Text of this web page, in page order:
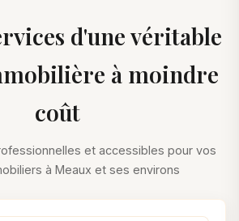
d'une véritable
à moindre
coût
et accessibles pour vos
à Meaux et ses environs